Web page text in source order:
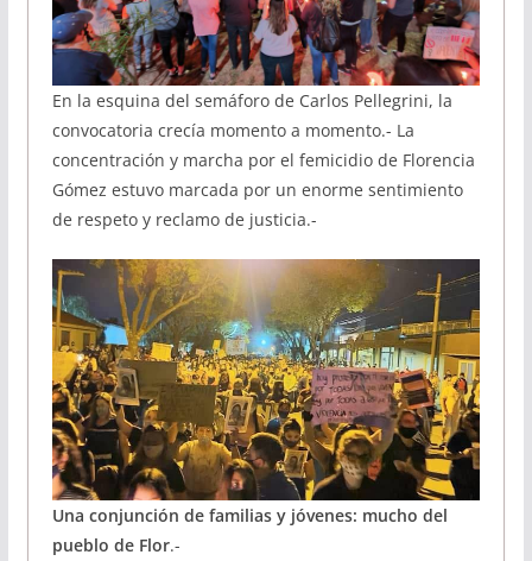
En la esquina del semáforo de Carlos Pellegrini, la
convocatoria crecía momento a momento.- La
concentración y marcha por el femicidio de Florencia
Gómez estuvo marcada por un enorme sentimiento
de respeto y reclamo de justicia.-
Una conjunción de familias y jóvenes: mucho del
pueblo de Flor.-